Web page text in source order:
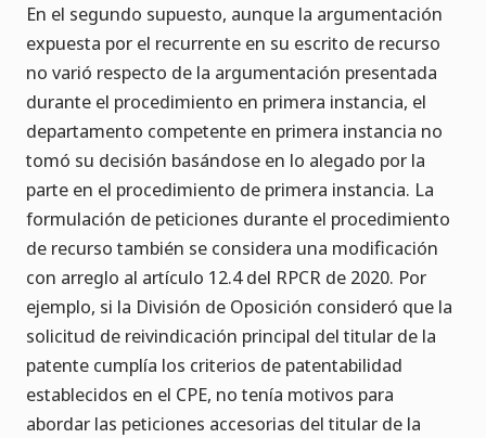
En el segundo supuesto, aunque la argumentación
expuesta por el recurrente en su escrito de recurso
no varió respecto de la argumentación presentada
durante el procedimiento en primera instancia, el
departamento competente en primera instancia no
tomó su decisión basándose en lo alegado por la
parte en el procedimiento de primera instancia. La
formulación de peticiones durante el procedimiento
de recurso también se considera una modificación
con arreglo al artículo 12.4 del RPCR de 2020. Por
ejemplo, si la División de Oposición consideró que la
solicitud de reivindicación principal del titular de la
patente cumplía los criterios de patentabilidad
establecidos en el CPE, no tenía motivos para
abordar las peticiones accesorias del titular de la